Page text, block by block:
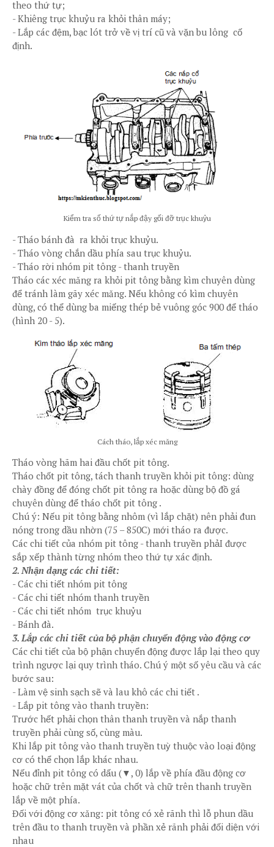
theo thứ tự;
- Khiêng trục khuỷu ra khỏi thân máy;
- Lắp các đệm, bạc lót trở về vị trí cũ và vặn bu lông cố
định.
Kiểm tra số thứ tự nắp đậy gối đỡ trục khuỷu
- Tháo bánh đà ra khỏi trục khuỷu.
- Tháo vòng chắn dầu phía sau trục khuỷu.
- Tháo rời nhóm pit tông - thanh truyền
Tháo các xéc măng ra khỏi pit tông bằng kìm chuyên dùng
để tránh làm gãy xéc măng. Nếu không có kìm chuyên
dùng, có thể dùng ba miếng thép bẻ vuông góc 900 để tháo
(hình 20 - 5).
Cách tháo, lắp xéc măng
Tháo vòng hãm hai đầu chốt pit tông.
Tháo chốt pit tông, tách thanh truyền khỏi pit tông: dùng
chày đồng để đóng chốt pit tông ra hoặc dùng bộ đồ gá
chuyên dùng để tháo chốt pit tông .
Chú ý: Nếu pit tông bằng nhôm (vì lắp chặt) nên phải đun
nóng trong dầu nhờn (75 – 850C) mới tháo ra được.
Các chi tiết của nhóm pit tông - thanh truyền phảI được
sắp xếp thành từng nhóm theo thứ tự xác định.
2. Nhận dạng các chi tiết:
- Các chi tiết nhóm pit tông
- Các chi tiết nhóm thanh truyền
- Các chi tiết nhóm trục khuỷu
- Bánh đà.
3. Lắp các chi tiết của bộ phận chuyển động vào động cơ
Các chi tiết của bộ phận chuyển động được lắp lại theo quy
trình ngược lại quy trình tháo. Chú ý một số yêu cầu và các
bước sau:
- Làm vệ sinh sạch sẽ và lau khô các chi tiết .
- Lắp pit tông vào thanh truyền:
Trước hết phải chọn thân thanh truyền và nắp thanh
truyền phải cùng số, cùng màu.
Khi lắp pit tông vào thanh truyền tuỳ thuộc vào loại động
cơ có thể chọn lắp khác nhau.
Nếu đỉnh pit tông có dấu (▼, 0) lắp về phía đầu động cơ
hoặc chữ trên mặt vát của chốt và chữ trên thanh truyền
lắp về một phía.
Đối với động cơ xăng: pit tông có xẻ rãnh thì lỗ phun dầu
trên đầu to thanh truyền và phần xẻ rãnh phải đối diện với
nhau